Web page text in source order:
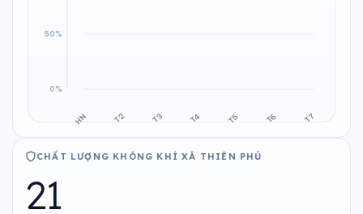
CHẤT LƯỢNG KHÔNG KHÍ XÃ THIÊN PHỦ
21